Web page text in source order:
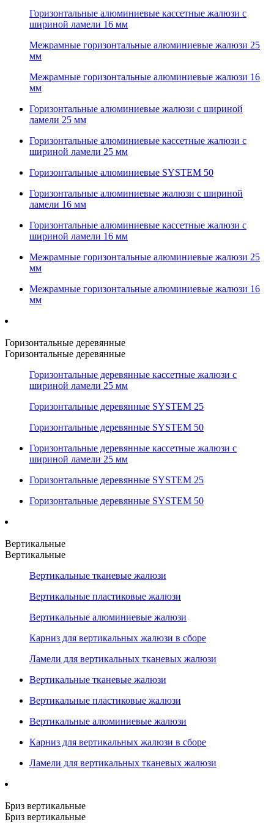
Горизонтальные алюминиевые кассетные жалюзи с
шириной ламели 16 мм
Межрамные горизонтальные алюминиевые жалюзи 25
мм
Межрамные горизонтальные алюминиевые жалюзи 16
мм
Горизонтальные алюминиевые жалюзи с шириной
ламели 25 мм
Горизонтальные алюминиевые кассетные жалюзи с
шириной ламели 25 мм
Горизонтальные алюминиевые SYSTEM 50
Горизонтальные алюминиевые жалюзи с шириной
ламели 16 мм
Горизонтальные алюминиевые кассетные жалюзи с
шириной ламели 16 мм
Межрамные горизонтальные алюминиевые жалюзи 25
мм
Межрамные горизонтальные алюминиевые жалюзи 16
мм
Горизонтальные деревянные
Горизонтальные деревянные
Горизонтальные деревянные кассетные жалюзи с
шириной ламели 25 мм
Горизонтальные деревянные SYSTEM 25
Горизонтальные деревянные SYSTEM 50
Горизонтальные деревянные кассетные жалюзи с
шириной ламели 25 мм
Горизонтальные деревянные SYSTEM 25
Горизонтальные деревянные SYSTEM 50
Вертикальные
Вертикальные
Вертикальные тканевые жалюзи
Вертикальные пластиковые жалюзи
Вертикальные алюминиевые жалюзи
Карниз для вертикальных жалюзи в сборе
Ламели для вертикальных тканевых жалюзи
Вертикальные тканевые жалюзи
Вертикальные пластиковые жалюзи
Вертикальные алюминиевые жалюзи
Карниз для вертикальных жалюзи в сборе
Ламели для вертикальных тканевых жалюзи
Бриз вертикальные
Бриз вертикальные